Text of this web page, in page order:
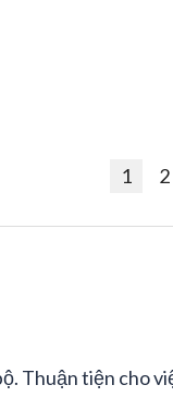
1 2
Thuận tiện cho